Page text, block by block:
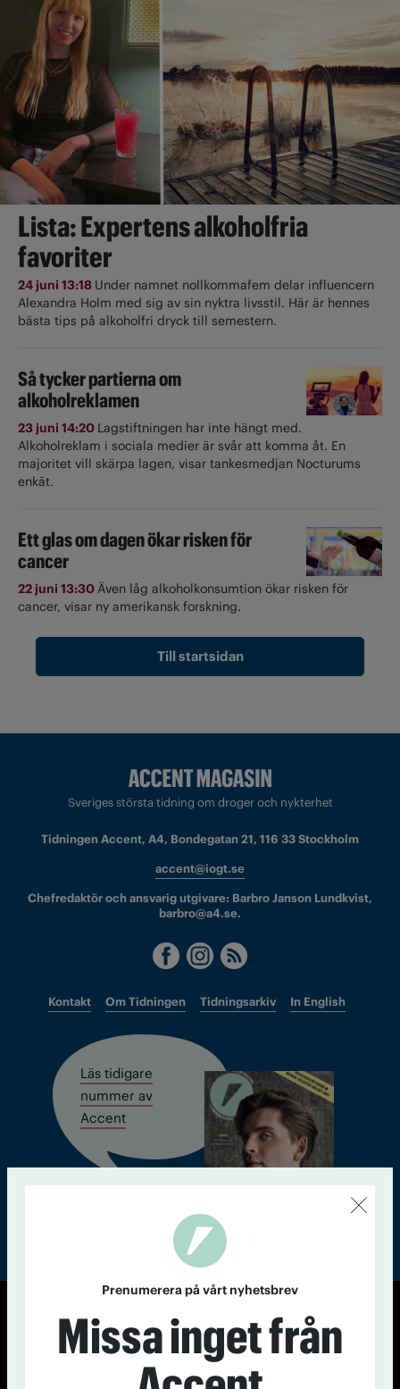
Lista: Expertens alkoholfria
favoriter
24 juni 13:18 Under namnet nollkommafem delar influencern
Alexandra Holm med sig av sin nyktra livsstil. Här är hennes
bästa tips på alkoholfri dryck till semestern.
Så tycker partierna om
alkoholreklamen
23 juni 14:20 Lagstiftningen har inte hängt med.
Alkoholreklam i sociala medier är svår att komma åt. En
majoritet vill skärpa lagen, visar tankesmedjan Nocturums
enkät.
Ett glas om dagen ökar risken för
cancer
22 juni 13:30Även låg alkoholkonsumtion ökar risken för
cancer, visar ny amerikansk forskning.
Till startsidan
Sveriges största tidning om droger och nykterhet
Tidningen Accent, A4, Bondegatan 21, 116 33 Stockholm
accent@iogt.se
Chefredaktör och ansvarig utgivare: Barbro Janson Lundkvist,
barbro@a4.se.
Kontakt Om Tidningen Tidningsarkiv In English
Läs tidigare
nummer av
Accent
© Tidningen Accent 2026
Cookiepolicy
Personuppgiftspolicy
Prenumerera på vårt nyhetsbrev
Missa inget från